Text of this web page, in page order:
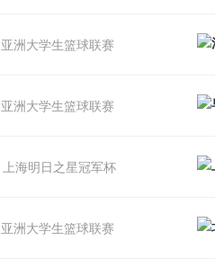
亚洲大学生篮球联赛
亚洲大学生篮球联赛
上海明日之星冠军杯
亚洲大学生篮球联赛